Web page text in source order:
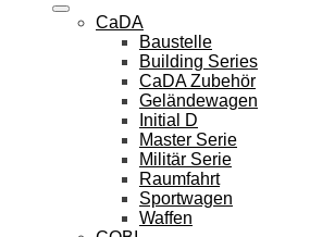
CaDA
Baustelle
Building Series
CaDA Zubehör
Geländewagen
Initial D
Master Serie
Militär Serie
Raumfahrt
Sportwagen
Waffen